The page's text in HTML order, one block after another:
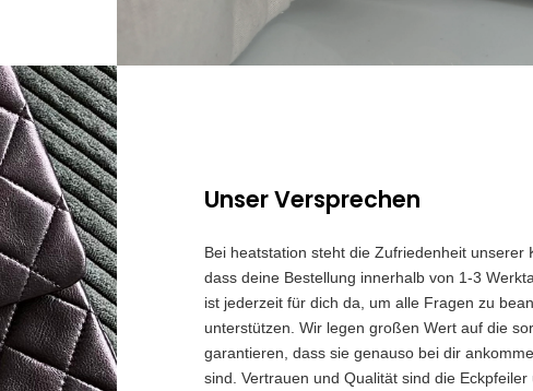
Unser Versprechen
Bei heatstation steht die Zufriedenheit unserer
dass deine Bestellung innerhalb von 1-3
ist jederzeit für dich da, um alle Fragen zu
unterstützen. Wir legen großen Wert auf die
garantieren, dass sie genauso bei dir
sind. Vertrauen und Qualität sind die